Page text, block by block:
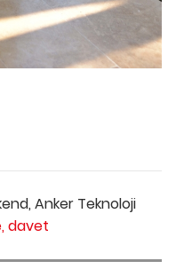
Anker Teknoloji
davet